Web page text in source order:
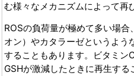
む様々なメカニズムによって再
ROSの負荷量が極めて多い場
オン）やカタラーゼというよう
することもあります。ビタミン
GSHが激減したときに再生す